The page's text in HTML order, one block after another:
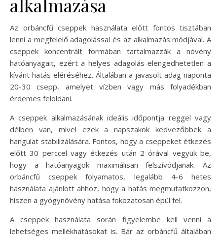
alkalmazása
Az orbáncfű cseppek használata előtt fontos tisztában
lenni a megfelelő adagolással és az alkalmazás módjával. A
cseppek koncentrált formában tartalmazzák a növény
hatóanyagait, ezért a helyes adagolás elengedhetetlen a
kívánt hatás eléréséhez. Általában a javasolt adag naponta
20-30 csepp, amelyet vízben vagy más folyadékban
érdemes feloldani.
A cseppek alkalmazásának ideális időpontja reggel vagy
délben van, mivel ezek a napszakok kedvezőbbek a
hangulat stabilizálására. Fontos, hogy a cseppeket étkezés
előtt 30 perccel vagy étkezés után 2 órával vegyük be,
hogy a hatóanyagok maximálisan felszívódjanak. Az
orbáncfű cseppek folyamatos, legalább 4-6 hetes
használata ajánlott ahhoz, hogy a hatás megmutatkozzon,
hiszen a gyógynövény hatása fokozatosan épül fel.
A cseppek használata során figyelembe kell venni a
lehetséges mellékhatásokat is. Bár az orbáncfű általában